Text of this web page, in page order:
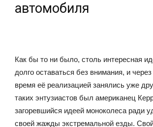
автомобиля
Как бы то ни было, столь интересная
долго оставаться без внимания, и
время её реализацией занялись уже
таких энтузиастов был американец
загоревшийся идеей моноколеса ради
своей жажды экстремальной езды.